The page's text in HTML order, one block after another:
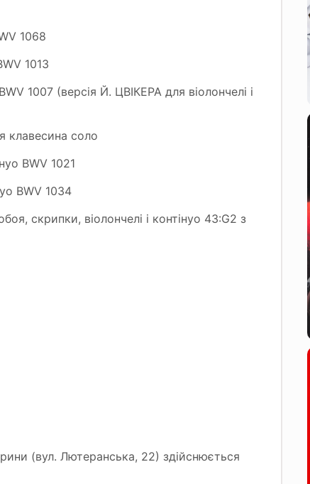
1068
1013
1007 (версія Й. ЦВІКЕРА для віолончелі і
клавесина соло
BWV 1021
BWV 1034
скрипки, віолончелі і контінуо 43:G2 з
(вул. Лютеранська, 22) здійснюється